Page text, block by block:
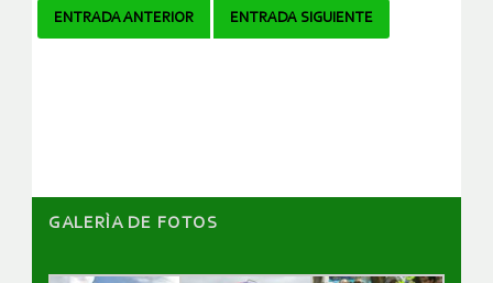
Navegador
ENTRADA ANTERIOR ENTRADA SIGUIENTE
GALERÌA DE FOTOS